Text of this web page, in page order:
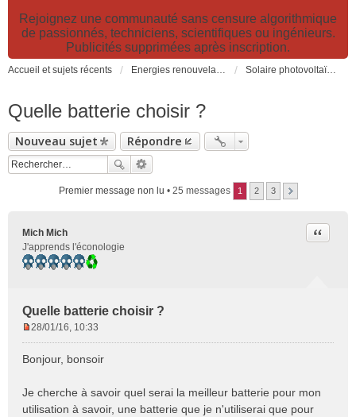
Rejoignez une communauté sans censure algorithmique
de passionnés, techniciens, scientifiques ou ingénieurs.
Publicités supprimées après inscription.
Accueil et sujets récents Energies renouvelables et fossiles, énergie solaire, biocarburants et changement climatique Solaire photovoltaïque: électricité solaire
Quelle batterie choisir ?
Nouveau sujet Répondre
Premier message non lu • 25 messages 1 2 3
Mich Mich
J'apprends l'éconologie
Quelle batterie choisir ?
Citer
s
a
g
28/01/16, 10:33
Bonjour, bonsoir
Je cherche à savoir quel serai la meilleur batterie pour mon
utilisation à savoir, une batterie que je n'utiliserai que pour